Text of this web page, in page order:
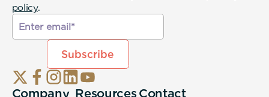
policy.
Company ResourcesContact